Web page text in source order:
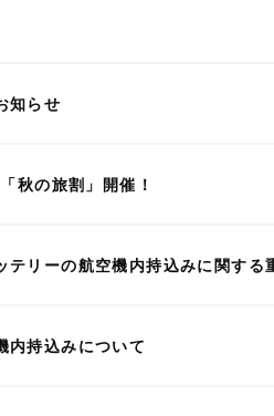
知らせ
秋の旅割」開催！
テリーの航空機内持込みに関する
内持込みについて